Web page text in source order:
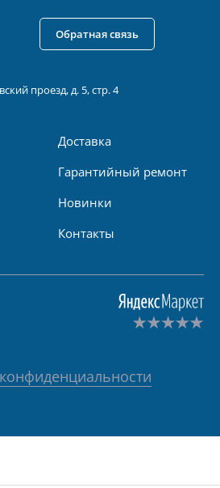
проезд, д. 5, стр. 4
Доставка
Гарантийный ремонт
Новинки
Контакты
Обратная связь